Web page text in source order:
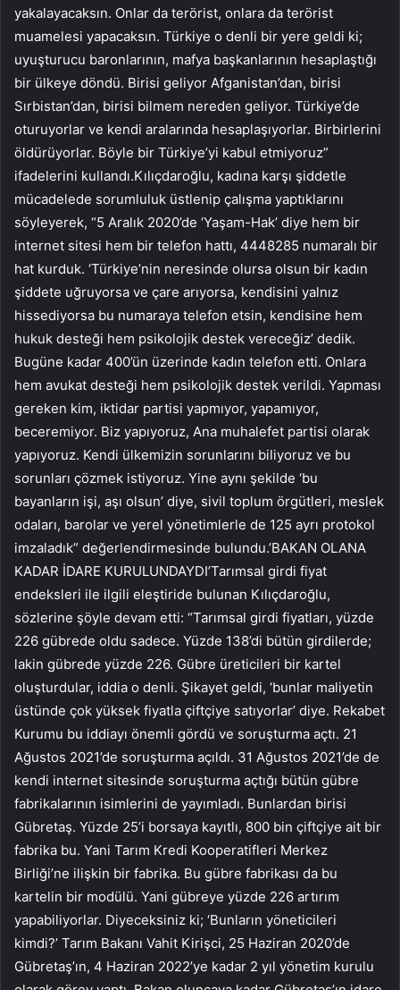
yakalayacaksın. Onlar da terörist, onlara da terörist
muamelesi yapacaksın. Türkiye o denli bir yere geldi ki;
uyuşturucu baronlarının, mafya başkanlarının hesaplaştığı
bir ülkeye döndü. Birisi geliyor Afganistan’dan, birisi
Sırbistan’dan, birisi bilmem nereden geliyor. Türkiye’de
oturuyorlar ve kendi aralarında hesaplaşıyorlar. Birbirlerini
öldürüyorlar. Böyle bir Türkiye’yi kabul etmiyoruz”
ifadelerini kullandı.Kılıçdaroğlu, kadına karşı şiddetle
mücadelede sorumluluk üstlenip çalışma yaptıklarını
söyleyerek, “5 Aralık 2020’de ‘Yaşam-Hak’ diye hem bir
internet sitesi hem bir telefon hattı, 4448285 numaralı bir
hat kurduk. ‘Türkiye’nin neresinde olursa olsun bir kadın
şiddete uğruyorsa ve çare arıyorsa, kendisini yalnız
hissediyorsa bu numaraya telefon etsin, kendisine hem
hukuk desteği hem psikolojik destek vereceğiz’ dedik.
Bugüne kadar 400’ün üzerinde kadın telefon etti. Onlara
hem avukat desteği hem psikolojik destek verildi. Yapması
gereken kim, iktidar partisi yapmıyor, yapamıyor,
beceremiyor. Biz yapıyoruz, Ana muhalefet partisi olarak
yapıyoruz. Kendi ülkemizin sorunlarını biliyoruz ve bu
sorunları çözmek istiyoruz. Yine aynı şekilde ‘bu
bayanların işi, aşı olsun’ diye, sivil toplum örgütleri, meslek
odaları, barolar ve yerel yönetimlerle de 125 ayrı protokol
imzaladık” değerlendirmesinde bulundu.’BAKAN OLANA
KADAR İDARE KURULUNDAYDI’Tarımsal girdi fiyat
endeksleri ile ilgili eleştiride bulunan Kılıçdaroğlu,
sözlerine şöyle devam etti: “Tarımsal girdi fiyatları, yüzde
226 gübrede oldu sadece. Yüzde 138’di bütün girdilerde;
lakin gübrede yüzde 226. Gübre üreticileri bir kartel
oluşturdular, iddia o denli. Şikayet geldi, ‘bunlar maliyetin
üstünde çok yüksek fiyatla çiftçiye satıyorlar’ diye. Rekabet
Kurumu bu iddiayı önemli gördü ve soruşturma açtı. 21
Ağustos 2021’de soruşturma açıldı. 31 Ağustos 2021’de de
kendi internet sitesinde soruşturma açtığı bütün gübre
fabrikalarının isimlerini de yayımladı. Bunlardan birisi
Gübretaş. Yüzde 25’i borsaya kayıtlı, 800 bin çiftçiye ait bir
fabrika bu. Yani Tarım Kredi Kooperatifleri Merkez
Birliği’ne ilişkin bir fabrika. Bu gübre fabrikası da bu
kartelin bir modülü. Yani gübreye yüzde 226 artırım
yapabiliyorlar. Diyeceksiniz ki; ‘Bunların yöneticileri
kimdi?’ Tarım Bakanı Vahit Kirişci, 25 Haziran 2020’de
Gübretaş’ın, 4 Haziran 2022’ye kadar 2 yıl yönetim kurulu